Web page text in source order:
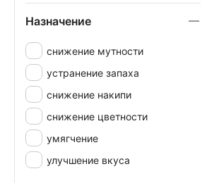
Назначение
снижение мутности
устранение запаха
снижение накипи
снижение цветности
умягчение
улучшение вкуса